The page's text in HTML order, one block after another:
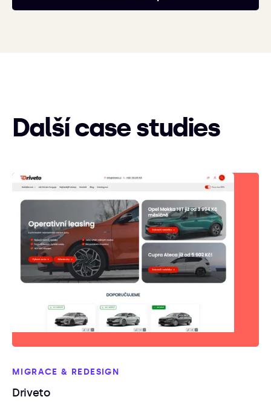
Další case studies
MIGRACE & REDESIGN
Driveto